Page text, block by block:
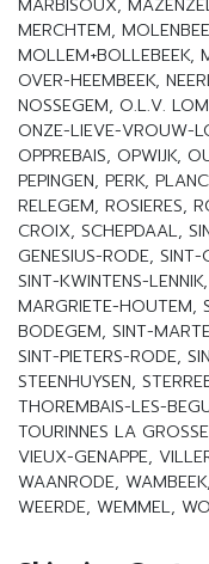
MARBISOUX,
MERCHTEM,
MOLLEM+BOLLEBEEK,
OVER-HEEMBEEK,
NOSSEGEM, O.L.V.
ONZE-LIEVE-VROUW-
OPPREBAIS, OPWIJK,
PEPINGEN, PERK,
RELEGEM, ROSIERES,
CROIX, SCHEPDAAL,
GENESIUS-RODE,
SINT-KWINTENS-
MARGRIETE-HOUTEM,
BODEGEM, SINT-
SINT-PIETERS-RODE,
STEENHUYSEN,
THOREMBAIS-LES-
TOURINNES LA
VIEUX-GENAPPE,
WAANRODE,
WEERDE, WEMMEL,